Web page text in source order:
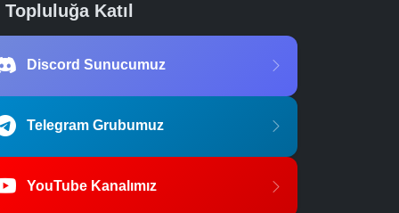
Topluluğa Katıl
Discord Sunucumuz
Telegram Grubumuz
YouTube Kanalımız